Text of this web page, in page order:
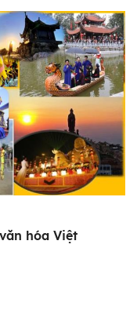
hóa Việt